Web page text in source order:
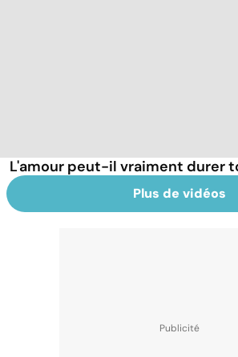
L'amour peut-il vraiment durer
Plus de vidéos